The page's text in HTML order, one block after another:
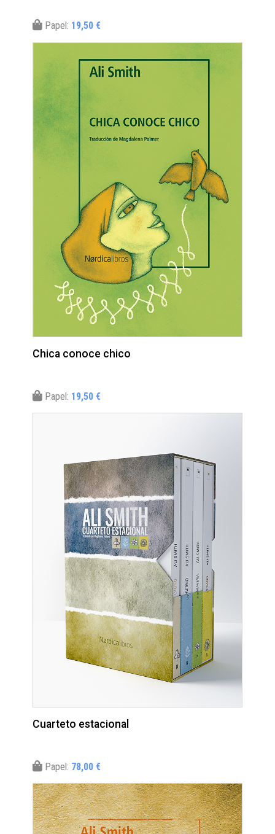
Papel: 19,50 €
Chica conoce chico
Papel: 19,50 €
Cuarteto estacional
Papel: 78,00 €